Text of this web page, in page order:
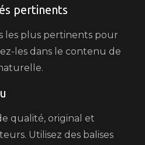
pertinents
les plus pertinents pour
les dans le contenu de
qualité, original et
Utilisez des balises